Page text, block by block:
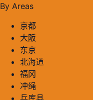
By Areas
京都
大阪
东京
北海道
福冈
冲绳
兵库县